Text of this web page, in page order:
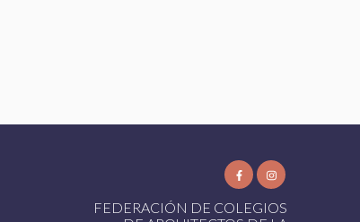
FEDERACIÓN DE COLEGIOS